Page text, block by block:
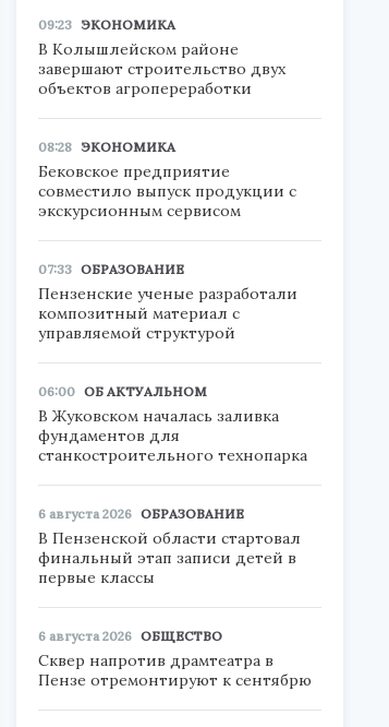
09:23 ЭКОНОМИКА
В Колышлейском районе
завершают строительство двух
объектов агропереработки
08:28 ЭКОНОМИКА
Бековское предприятие
совместило выпуск продукции с
экскурсионным сервисом
07:33 ОБРАЗОВАНИЕ
Пензенские ученые разработали
композитный материал с
управляемой структурой
06:00 ОБ АКТУАЛЬНОМ
В Жуковском началась заливка
фундаментов для
станкостроительного технопарка
6 августа 2026 ОБРАЗОВАНИЕ
В Пензенской области стартовал
финальный этап записи детей в
первые классы
6 августа 2026 ОБЩЕСТВО
Сквер напротив драмтеатра в
Пензе отремонтируют к сентябрю